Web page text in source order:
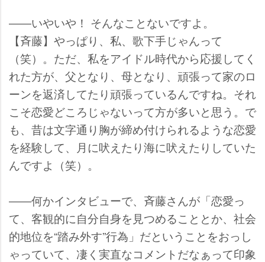
――いやいや！ そんなことないですよ。
【斉藤】やっぱり、私、歌下手じゃんって
（笑）。ただ、私をアイドル時代から応援してく
れた方が、父となり、母となり、頑張って家のロ
ーンを返済してたり頑張っているんですね。それ
こそ恋愛どころじゃないって方が多いと思う。で
も、昔は文字通り胸が締め付けられるような恋愛
を経験して、月に吠えたり海に吠えたりしていた
んですよ（笑）。
――何かインタビューで、斉藤さんが「恋愛っ
て、客観的に自分自身を見つめることとか、社会
的地位を“踏み外す”行為」だということをおっし
ゃっていて、凄く実直なコメントだなぁって印象